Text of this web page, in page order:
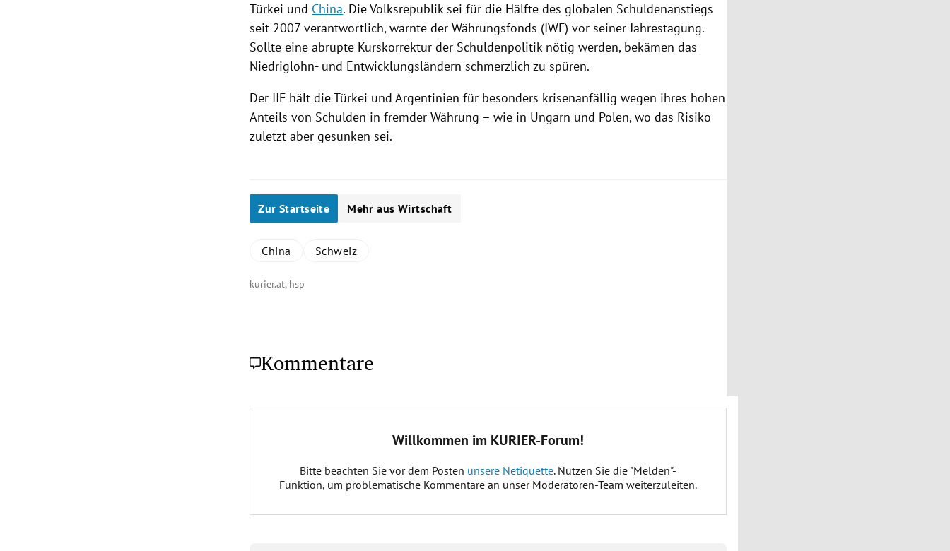
Türkei und China. Die Volksrepublik sei für die Hälfte des globalen Schuldenanstiegs
seit 2007 verantwortlich, warnte derWährungsfonds (IWF) vor seiner Jahrestagung.
Sollte eine abrupte Kurskorrektur der Schuldenpolitik nötig werden, bekämen das
Niedriglohn- und Entwicklungsländern schmerzlich zu spüren.
Der IIF hält dieTürkei undArgentinien für besonders krisenanfällig wegen ihres hohen
Anteils von Schulden in fremder Währung – wie in Ungarn und Polen, wo das Risiko
zuletzt aber gesunken sei.
Zur Startseite Mehr aus Wirtschaft
China Schweiz
kurier.at, hsp
Kommentare